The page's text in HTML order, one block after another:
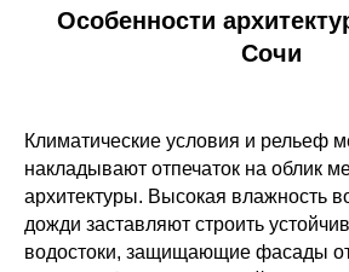
Особенности
Сочи
Климатические условия и рельеф
накладывают отпечаток на облик
архитектуры. Высокая влажность
дожди заставляют строить
водостоки, защищающие фасады